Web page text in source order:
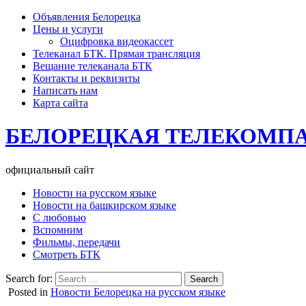
Объявления Белорецка
Цены и услуги
Оцифровка видеокассет
Телеканал БТК. Прямая трансляция
Вещание телеканала БТК
Контакты и реквизиты
Написать нам
Карта сайта
БЕЛОРЕЦКАЯ
официальный сайт
Новости на русском языке
Новости на башкирском языке
С любовью
Вспомним
Фильмы, передачи
Смотреть БТК
Search for:
Posted in Новости Белорецка на русском языке